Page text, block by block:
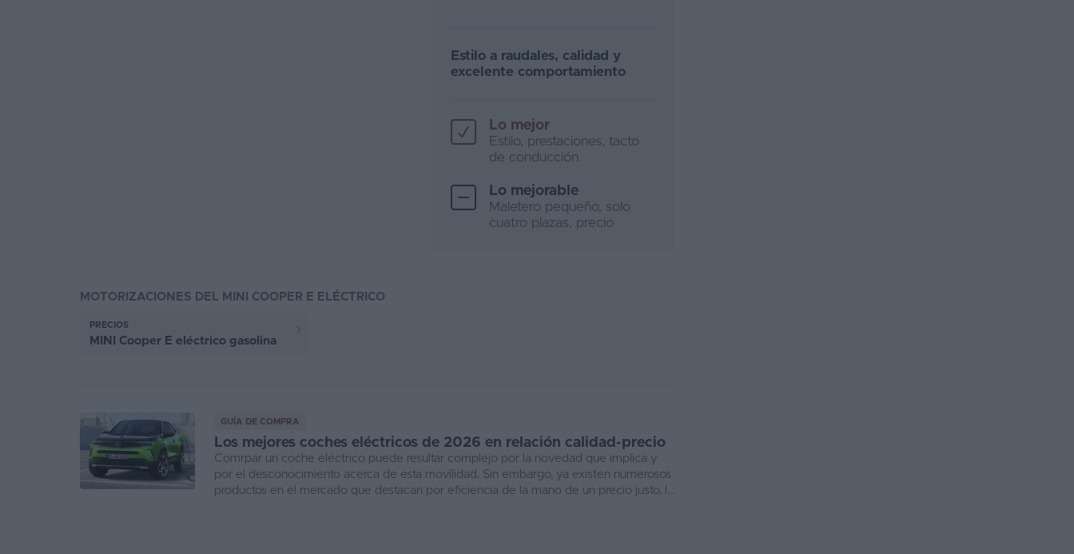
Estilo a raudales, calidad y
excelente comportamiento
Lo mejor
Estilo, prestaciones, tacto
de conducción
Lo mejorable
Maletero pequeño, solo
cuatro plazas, precio
MOTORIZACIONES DEL MINI COOPER E ELÉCTRICO
PRECIOS
MINI Cooper E eléctrico gasolina
GUÍA DE COMPRA
Los mejores coches eléctricos de 2026 en relación calidad-precio
Comrpar un coche eléctrico puede resultar complejo por la novedad que implica y
por el desconocimiento acerca de esta movilidad. Sin embargo, ya existen numerosos
productos en el mercado que destacan por eficiencia de la mano de un precio justo, l...